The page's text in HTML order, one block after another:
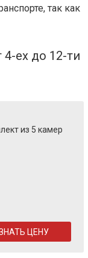
так как
ех до 12-ти
из 5 камер
ЦЕНУ